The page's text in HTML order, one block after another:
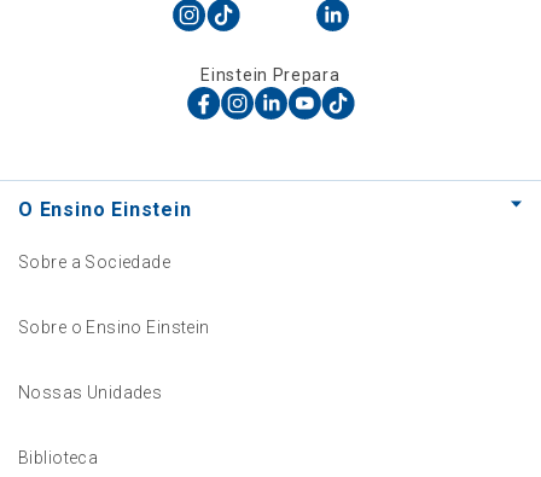
Einstein Prepara
O Ensino Einstein
Sobre a Sociedade
Sobre o Ensino Einstein
Nossas Unidades
Biblioteca